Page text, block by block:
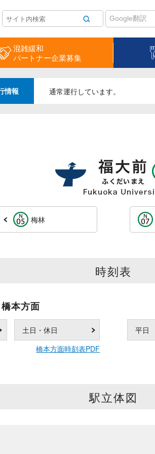
混雑緩和
パートナー企業募集
情報 通常運行しています。
梅林
時刻表
橋本方面
土日・休日
橋本方面時刻表PDF
平日
駅立体図